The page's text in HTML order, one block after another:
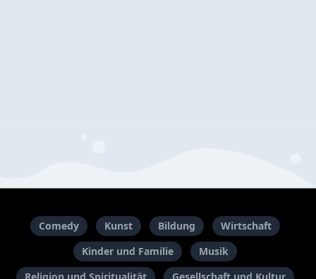
Comedy Kunst Bildung
Wirtschaft
Kinder und Familie
Musik